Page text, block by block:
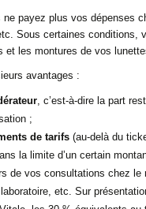
payez plus vos dépenses
Sous certaines
et les montures de vos
avantages :
, c’est-à-dire la part
;
de tarifs (au-delà du
la limite d’un certain
de vos consultations chez
etc. Sur